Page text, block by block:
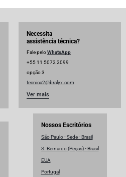
Necessita
assistência técnica?
Fale peloWhatsApp
+55 11 5072 2099
opção 3
tecnica2@bralyx.com
Ver mais
Nossos Escritórios
São Paulo - Sede - Brasil
S. Bernardo (Peças) - Brasil
EUA
Portugal